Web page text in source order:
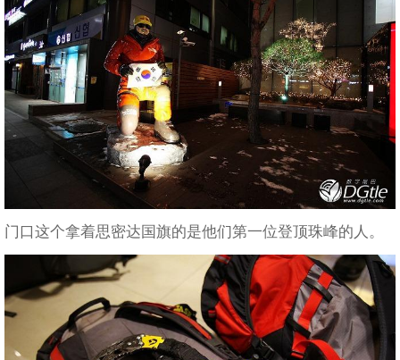
门口这个拿着思密达国旗的是他们第一位登顶珠峰的人。